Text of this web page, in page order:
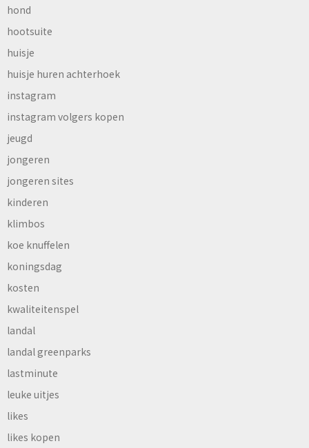
hond
hootsuite
huisje
huisje huren achterhoek
instagram
instagram volgers kopen
jeugd
jongeren
jongeren sites
kinderen
klimbos
koe knuffelen
koningsdag
kosten
kwaliteitenspel
landal
landal greenparks
lastminute
leuke uitjes
likes
likes kopen